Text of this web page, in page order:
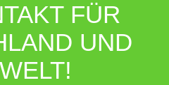
FÜR
UND